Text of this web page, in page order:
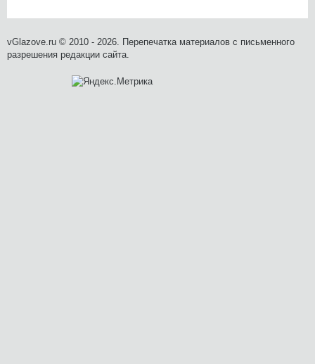
vGlazove.ru © 2010 - 2026. Перепечатка материалов с письменного
разрешения редакции сайта.